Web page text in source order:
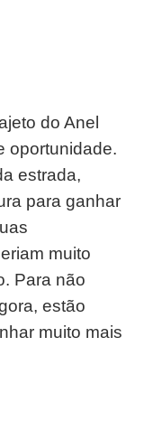
do Anel
oportunidade.
estrada,
para ganhar
muito
Para não
estão
muito mais